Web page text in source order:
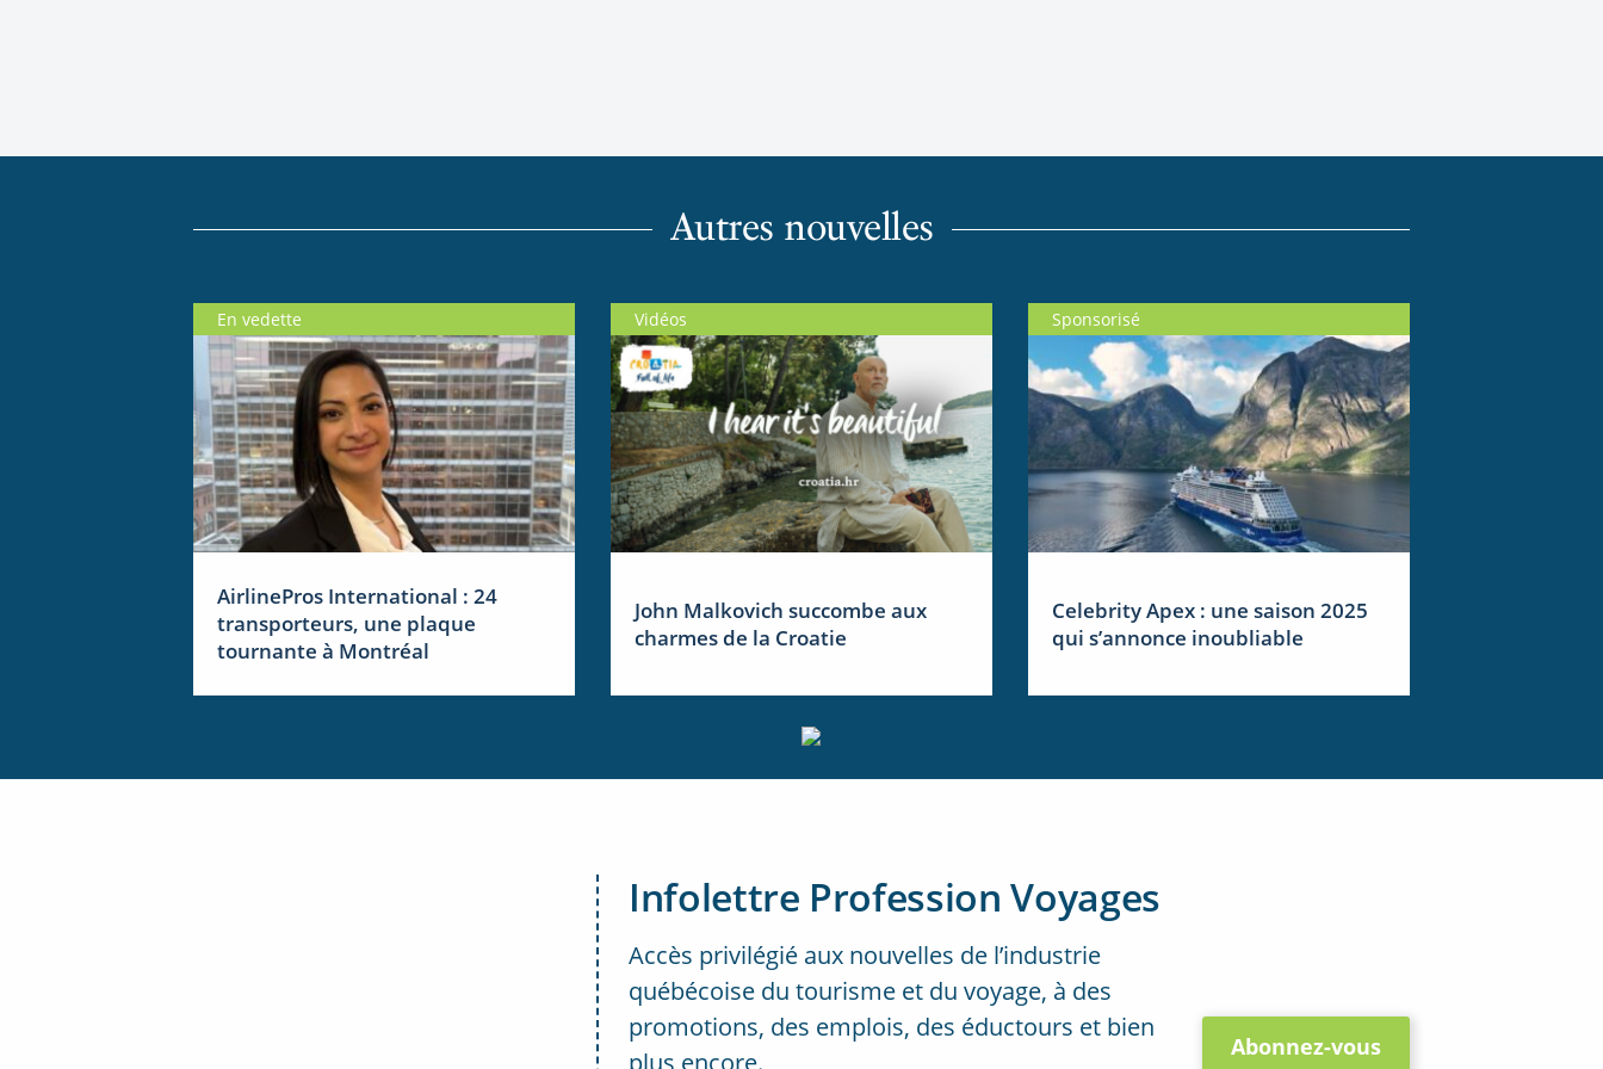
Autres nouvelles
En vedette
AirlinePros International : 24
transporteurs, une plaque
tournante à Montréal
Vidéos
John Malkovich succombe aux
charmes de la Croatie
Sponsorisé
Celebrity Apex : une saison 2025
qui s’annonce inoubliable
Infolettre Profession Voyages
Accès privilégié aux nouvelles de l’industrie
québécoise du tourisme et du voyage, à des
promotions, des emplois, des éductours et bien
Abonnez-vous